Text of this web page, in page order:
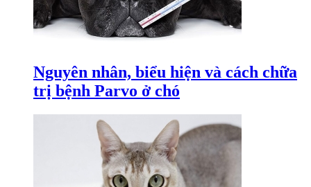
Nguyên nhân, biểu hiện và cách chữa
trị bệnh Parvo ở chó